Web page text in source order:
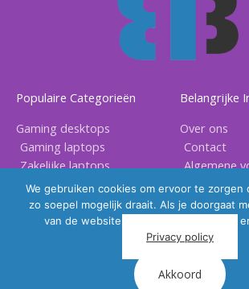
Populaire Categorieën
Gaming desktops
Gaming laptops
Zakelijke laptops
Gaming accessoires
Belangrijke
Over ons
Contact
Algemene
Privacy
Copyright © 2026 |BB
We gebruiken cookies om ervoor te zorgen
zo soepel mogelijk draait. Als je doorgaat
van de website, gaan we er vanuit dat
Privacy policy
Akkoord